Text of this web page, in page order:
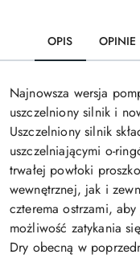
OPIS
Najnowsza wersja
uszczelniony silnik i
Uszczelniony silnik
uszczelniającymi o-
trwałej powłoki
wewnętrznej, jak i
czterema ostrzami,
możliwość zatykania
Dry obecną w